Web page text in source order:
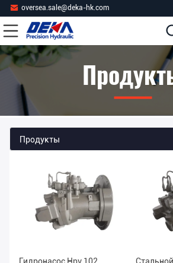
oversea.sale@deka-hk.com
Продукты